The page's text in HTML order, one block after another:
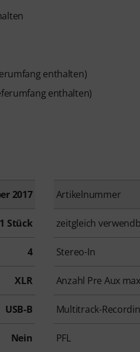
enthalten)
enthalten)
2017 Artikelnummer
1 Stück zeitgleich
4 Stereo-In
XLR Anzahl Pre Aux
USB-B Multitrack-
Nein PFL